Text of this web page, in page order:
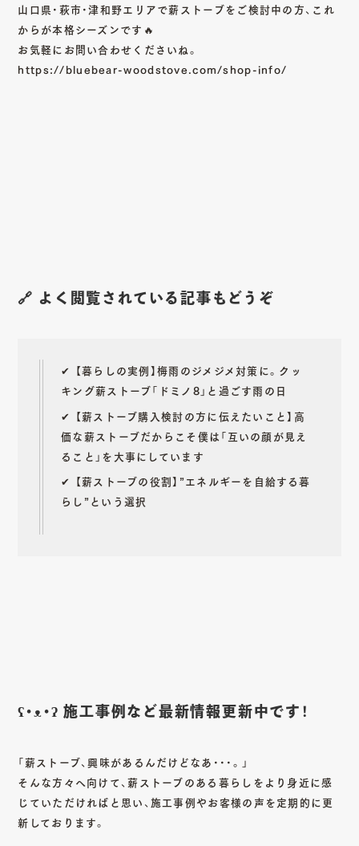
山口県・萩市・津和野エリアで薪ストーブをご検討中の方、これ
からが本格シーズンです🔥
お気軽にお問い合わせくださいね。
https://bluebear-woodstove.com/shop-info/
🔗 よく閲覧されている記事もどうぞ
✔︎ 【暮らしの実例】梅雨のジメジメ対策に。クッ
キング薪ストーブ「ドミノ8」と過ごす雨の日
✔︎ 【薪ストーブ購入検討の方に伝えたいこと】高
価な薪ストーブだからこそ僕は「互いの顔が見え
ること」を大事にしています
✔︎ 【薪ストーブの役割】”エネルギーを自給する暮
らし”という選択
ʕ•ᴥ•ʔ 施工事例など最新情報更新中です！
「薪ストーブ、興味があるんだけどなあ・・・。」
そんな方々へ向けて、薪ストーブのある暮らしをより身近に感
じていただければと思い、施工事例やお客様の声を定期的に更
新しております。